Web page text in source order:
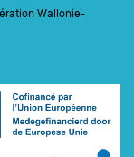
Wallonie-